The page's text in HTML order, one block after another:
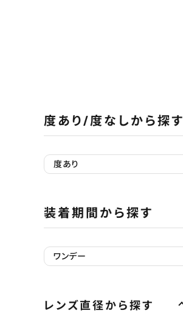
度あり/度なしから探す
度あり
装着期間から探す
ワンデー
レンズ直径から探す